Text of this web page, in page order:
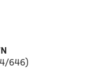
646)